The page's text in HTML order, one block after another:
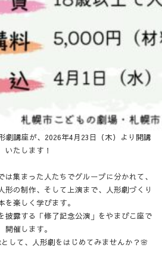
劇講座が、2026年4月23日（木）より開講
いたします！
集まった人たちでグループに分かれて、
形の制作、そして上演まで、人形劇づくり
を楽しく学びます。
披露する「修了記念公演」をやまびこ座で
開催します。
して、人形劇をはじめてみませんか？🌸